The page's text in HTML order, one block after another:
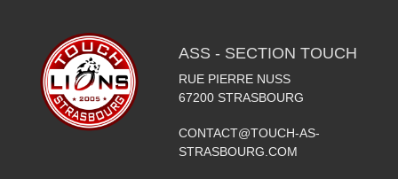
ASS - SECTION TOUCH
RUE PIERRE NUSS
67200 STRASBOURG
CONTACT@TOUCH-AS-
STRASBOURG.COM